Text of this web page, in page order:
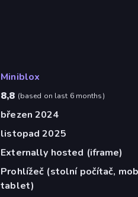
Miniblox
8,8 (based on last 6 months)
březen 2024
listopad 2025
Externally hosted (iframe)
Prohlížeč (stolní počítač,
tablet)